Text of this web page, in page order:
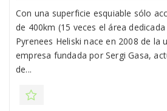
Con una superficie esquiable sólo
de 400km (15 veces el área
Pyrenees Heliski nace en 2008 de la
empresa fundada por Sergi Gasa,
de...